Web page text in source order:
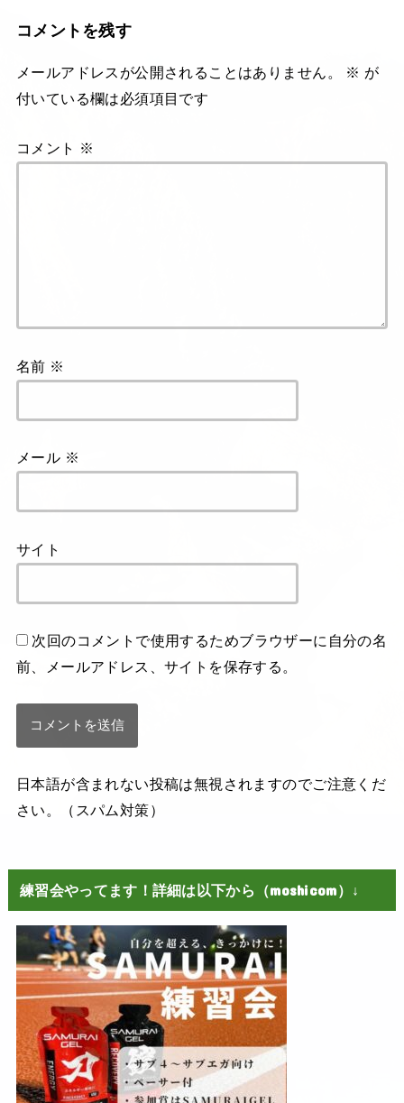
コメントを残す
メールアドレスが公開されることはありません。 ※ が
付いている欄は必須項目です
コメント ※
名前 ※
メール ※
サイト
次回のコメントで使用するためブラウザーに自分の名
前、メールアドレス、サイトを保存する。
日本語が含まれない投稿は無視されますのでご注意くだ
さい。（スパム対策）
練習会やってます！詳細は以下から（moshicom）↓